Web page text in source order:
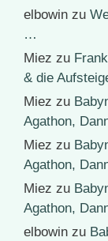
elbowin zu
…
Miez zu
& die
Miez zu
Agathon,
Miez zu
Agathon,
Miez zu
Agathon,
elbowin zu